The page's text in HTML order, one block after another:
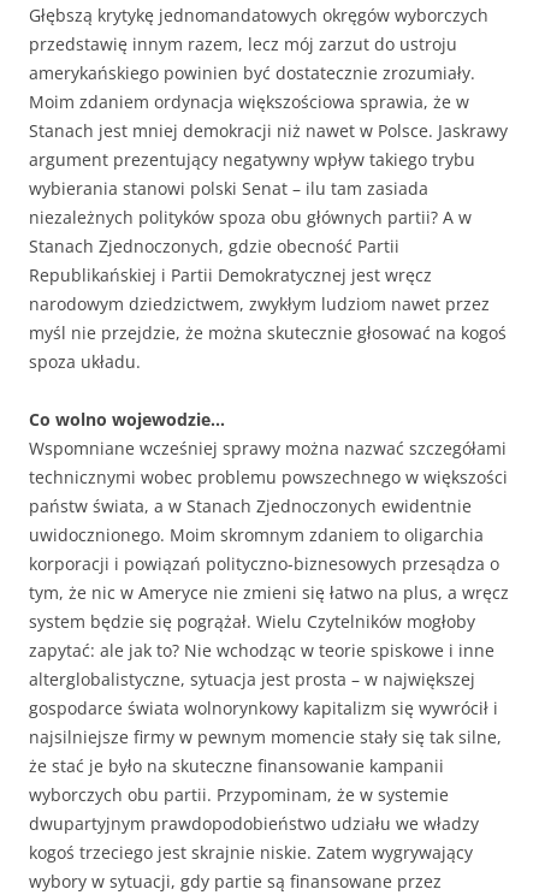
Głębszą krytykę jednomandatowych okręgów wyborczych
przedstawię innym razem, lecz mój zarzut do ustroju
amerykańskiego powinien być dostatecznie zrozumiały.
Moim zdaniem ordynacja większościowa sprawia, że w
Stanach jest mniej demokracji niż nawet w Polsce. Jaskrawy
argument prezentujący negatywny wpływ takiego trybu
wybierania stanowi polski Senat – ilu tam zasiada
niezależnych polityków spoza obu głównych partii? A w
Stanach Zjednoczonych, gdzie obecność Partii
Republikańskiej i Partii Demokratycznej jest wręcz
narodowym dziedzictwem, zwykłym ludziom nawet przez
myśl nie przejdzie, że można skutecznie głosować na kogoś
spoza układu.
Co wolno wojewodzie…
Wspomniane wcześniej sprawy można nazwać szczegółami
technicznymi wobec problemu powszechnego w większości
państw świata, a w Stanach Zjednoczonych ewidentnie
uwidocznionego. Moim skromnym zdaniem to oligarchia
korporacji i powiązań polityczno-biznesowych przesądza o
tym, że nic w Ameryce nie zmieni się łatwo na plus, a wręcz
system będzie się pogrążał. Wielu Czytelników mogłoby
zapytać: ale jak to? Nie wchodząc w teorie spiskowe i inne
alterglobalistyczne, sytuacja jest prosta – w największej
gospodarce świata wolnorynkowy kapitalizm się wywrócił i
najsilniejsze firmy w pewnym momencie stały się tak silne,
że stać je było na skuteczne finansowanie kampanii
wyborczych obu partii. Przypominam, że w systemie
dwupartyjnym prawdopodobieństwo udziału we władzy
kogoś trzeciego jest skrajnie niskie. Zatem wygrywający
wybory w sytuacji, gdy partie są finansowane przez